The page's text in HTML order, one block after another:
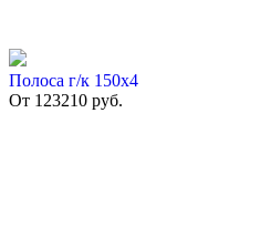
Полоса г/к 150х4
От 123210 руб.